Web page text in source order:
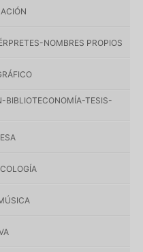
NOMBRES PROPIOS
BIBLIOTECONOMÍA-TESIS-